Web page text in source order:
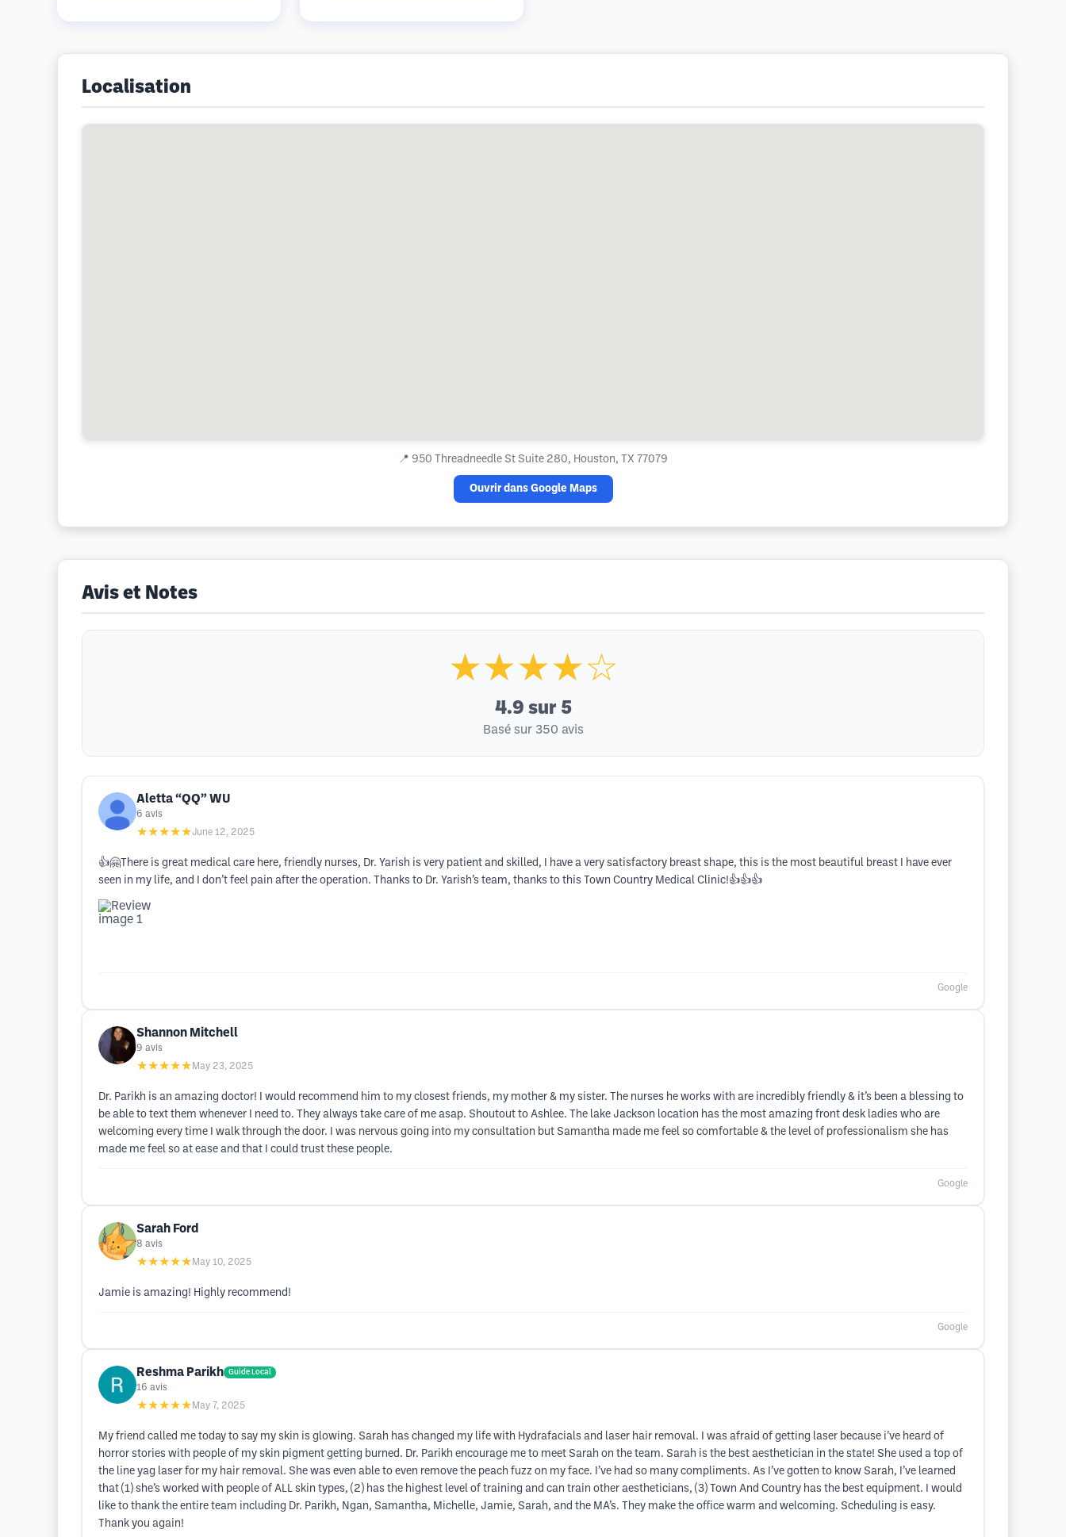
Localisation
📍 950 Threadneedle St Suite 280, Houston, TX 77079
Ouvrir dans Google Maps
Avis et Notes
★★★★☆
4.9 sur 5
Basé sur 350 avis
Aletta “QQ” WU
6 avis
★★★★★June 12, 2025
👍🤗There is great medical care here, friendly nurses, Dr. Yarish is very patient and skilled, I have a very satisfactory breast shape, this is the most beautiful breast I have ever
seen in my life, and I don’t feel pain after the operation. Thanks to Dr. Yarish’s team, thanks to this Town Country Medical Clinic!👍👍👍
Google
Shannon Mitchell
9 avis
★★★★★ May 23, 2025
Dr. Parikh is an amazing doctor! I would recommend him to my closest friends, my mother & my sister. The nurses he works with are incredibly friendly & it’s been a blessing to
be able to text them whenever I need to. They always take care of me asap. Shoutout to Ashlee. The lake Jackson location has the most amazing front desk ladies who are
welcoming every time I walk through the door. I was nervous going into my consultation but Samantha made me feel so comfortable & the level of professionalism she has
made me feel so at ease and that I could trust these people.
Google
Sarah Ford
8 avis
★★★★★ May 10, 2025
Jamie is amazing! Highly recommend!
Google
Reshma Parikh Guide Local
16 avis
★★★★★ May 7, 2025
My friend called me today to say my skin is glowing. Sarah has changed my life with Hydrafacials and laser hair removal. I was afraid of getting laser because i’ve heard of
horror stories with people of my skin pigment getting burned. Dr. Parikh encourage me to meet Sarah on the team. Sarah is the best aesthetician in the state! She used a top of
the line yag laser for my hair removal. She was even able to even remove the peach fuzz on my face. I’ve had so many compliments. As I’ve gotten to know Sarah, I’ve learned
that (1) she’s worked with people of ALL skin types, (2) has the highest level of training and can train other aestheticians, (3) Town And Country has the best equipment. I would
like to thank the entire team including Dr. Parikh, Ngan, Samantha, Michelle, Jamie, Sarah, and the MA’s. They make the office warm and welcoming. Scheduling is easy.
Thank you again!